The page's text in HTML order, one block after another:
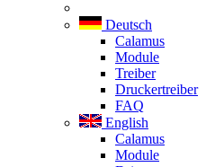
Deutsch
Calamus
Module
Treiber
Druckertreiber
FAQ
English
Calamus
Module